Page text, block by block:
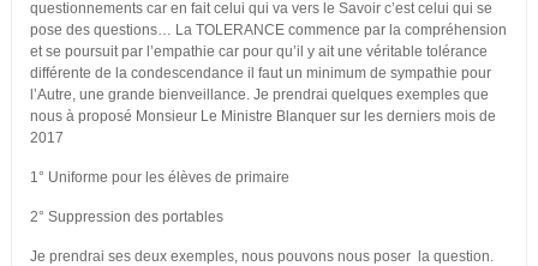
questionnements car en fait celui qui va vers le Savoir c’est celui qui se
pose des questions… La TOLERANCE commence par la compréhension
et se poursuit par l’empathie car pour qu’il y ait une véritable tolérance
différente de la condescendance il faut un minimum de sympathie pour
l’Autre, une grande bienveillance. Je prendrai quelques exemples que
nous à proposé Monsieur Le Ministre Blanquer sur les derniers mois de
2017
1° Uniforme pour les élèves de primaire
2° Suppression des portables
Je prendrai ses deux exemples, nous pouvons nous poser la question.